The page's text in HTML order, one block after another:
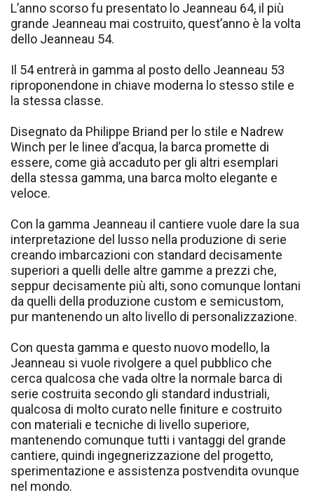
L’anno scorso fu presentato lo Jeanneau 64, il più
grande Jeanneau mai costruito, quest’anno è la volta
dello Jeanneau 54.
Il 54 entrerà in gamma al posto dello Jeanneau 53
riproponendone in chiave moderna lo stesso stile e
la stessa classe.
Disegnato da Philippe Briand per lo stile e Nadrew
Winch per le linee d’acqua, la barca promette di
essere, come già accaduto per gli altri esemplari
della stessa gamma, una barca molto elegante e
veloce.
Con la gamma Jeanneau il cantiere vuole dare la sua
interpretazione del lusso nella produzione di serie
creando imbarcazioni con standard decisamente
superiori a quelli delle altre gamme a prezzi che,
seppur decisamente più alti, sono comunque lontani
da quelli della produzione custom e semicustom,
pur mantenendo un alto livello di personalizzazione.
Con questa gamma e questo nuovo modello, la
Jeanneau si vuole rivolgere a quel pubblico che
cerca qualcosa che vada oltre la normale barca di
serie costruita secondo gli standard industriali,
qualcosa di molto curato nelle finiture e costruito
con materiali e tecniche di livello superiore,
mantenendo comunque tutti i vantaggi del grande
cantiere, quindi ingegnerizzazione del progetto,
sperimentazione e assistenza postvendita ovunque
nel mondo.